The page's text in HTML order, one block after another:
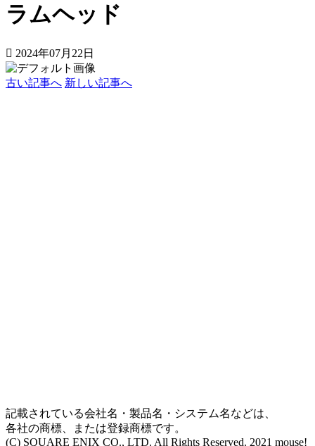
ラムヘッド
2024年07月22日
古い記事へ 新しい記事へ
記載されている会社名・製品名・システム名などは、
各社の商標、または登録商標です。
(C) SQUARE ENIX CO., LTD. All Rights Reserved. 2021 mouse!